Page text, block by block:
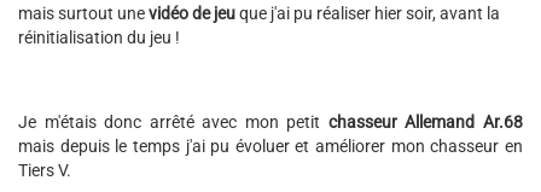
mais surtout unevidéo de jeuque j'ai pu réaliser hier soir, avant la
réinitialisation du jeu !
Je m'étais donc arrêté avec mon petit chasseur Allemand Ar.68
mais depuis le temps j'ai pu évoluer et améliorer mon chasseur en
Tiers V.